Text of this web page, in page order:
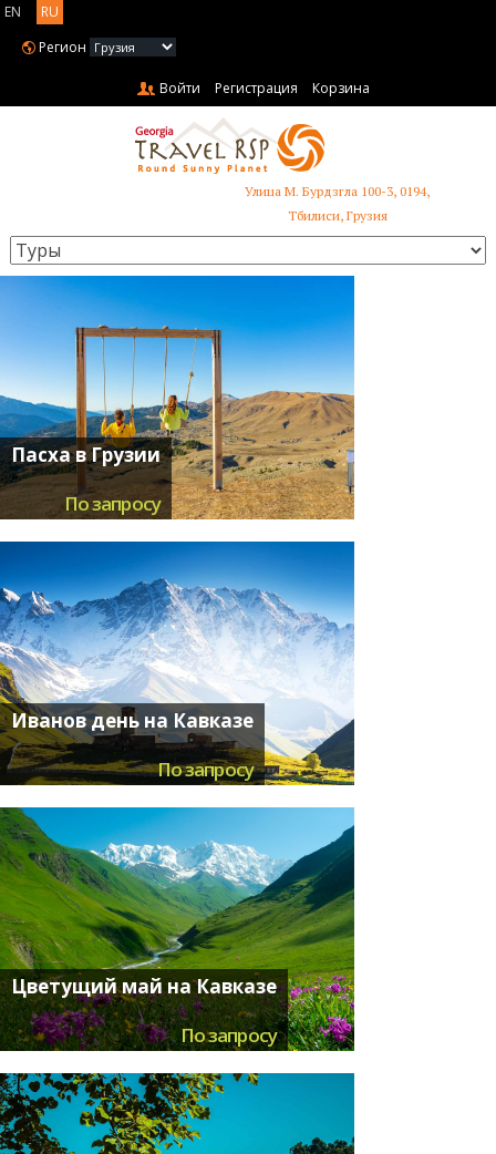
EN
RU
Регион
Войти Регистрация Корзина
Улица М. Бурдзгла 100-3, 0194,
Тбилиси, Грузия
Пасха в Грузии
По запросу
Иванов день на Кавказе
По запросу
Цветущий май на Кавказе
По запросу